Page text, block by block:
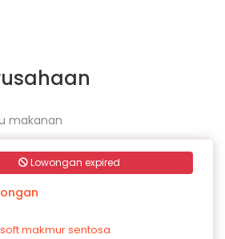
makanan
Lowongan expired
makmur sentosa